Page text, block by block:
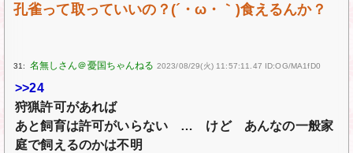
孔雀って取っていいの？(´・ω・｀)食えるんか？
31: 2023/08/29(火) 11:57:11.47 ID:OG/MA1fD0
>>24
狩猟許可があれば
あと飼育は許可がいらない … けど あんなの一般家
庭で飼えるのかは不明